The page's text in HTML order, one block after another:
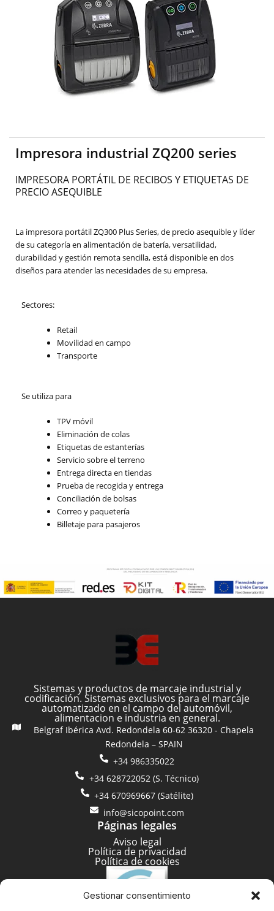
Gestionar consentimiento
Impresora industrial ZQ200 series
IMPRESORA PORTÁTIL DE RECIBOS Y ETIQUETAS DE
PRECIO ASEQUIBLE
La impresora portátil ZQ300 Plus Series, de precio asequible y líder
de su categoría en alimentación de batería, versatilidad,
durabilidad y gestión remota sencilla, está disponible en dos
diseños para atender las necesidades de su empresa.
Sectores:
Retail
Movilidad en campo
Transporte
Se utiliza para
TPV móvil
Eliminación de colas
Etiquetas de estanterías
Servicio sobre el terreno
Entrega directa en tiendas
Prueba de recogida y entrega
Conciliación de bolsas
Correo y paquetería
Billetaje para pasajeros
Sistemas y productos de marcaje industrial y
codificación. Sistemas exclusivos para el marcaje
automatizado en el campo del automóvil,
alimentacion e industria en general.
Belgraf Ibérica Avd. Redondela 60-62 36320 - Chapela
Redondela – SPAIN
+34 986335022
+34 628722052 (S. Técnico)
+34 670969667 (Satélite)
info@sicopoint.com
Páginas legales
Aviso legal
Política de privacidad
Política de cookies